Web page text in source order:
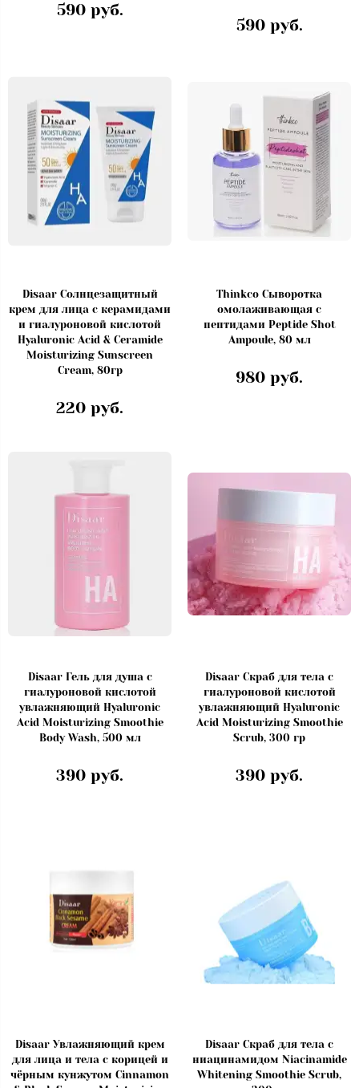
590 руб.
590 руб.
Disaar Солнцезащитный
крем для лица с керамидами
и гиалуроновой кислотой
Hyaluronic Acid & Ceramide
Moisturizing Sunscreen
Cream, 80гр
220 руб.
Thinkco Сыворотка
омолаживающая с
пептидами Peptide Shot
Ampoule, 80 мл
980 руб.
Disaar Гель для душа с
гиалуроновой кислотой
увлажняющий Hyaluronic
Acid Moisturizing Smoothie
Body Wash, 500 мл
390 руб.
Disaar Скраб для тела с
гиалуроновой кислотой
увлажняющий Hyaluronic
Acid Moisturizing Smoothie
Scrub, 300 гр
390 руб.
Disaar Увлажняющий крем
для лица и тела с корицей и
чёрным кунжутом Cinnamon
Disaar Скраб для тела с
ниацинамидом Niacinamide
Whitening Smoothie Scrub,